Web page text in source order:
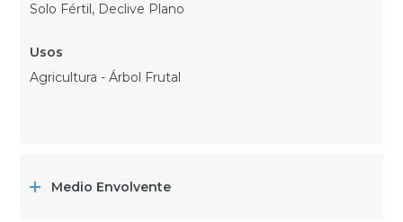
Solo Fértil, Declive Plano
Agricultura - Árbol Frutal
Medio Envolvente